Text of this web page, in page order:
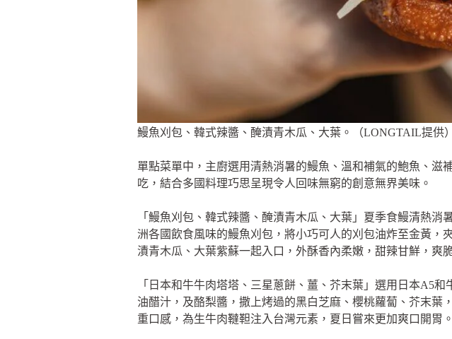
鰻魚刈包、韓式辣醬、醃漬青木瓜、大葉。（LONGTAIL提供）
單點菜單中，主廚選用清熱消暑的鰻魚、溫和補氣的鮑魚、
吃，結合多國料理巧思呈現令人回味無窮的創意無界美味。
「鰻魚刈包、韓式辣醬、醃漬青木瓜、大葉」夏季食鰻清熱
洲各國飲食風味的鰻魚刈包，將小巧可人的刈包油炸至金黃
漬青木瓜、大葉紫蘇一起入口，外酥香內柔嫩，甜辣甘鮮，爽
「日本和牛牛肉塔塔、三星蔥餅、薑、芥末葉」選用日本A5
油醋汁，及酪梨醬，撒上烤過的黑白芝麻、櫻桃蘿蔔、芥末
重口感，為生牛肉韃靼注入台灣元素，夏日嘗來更加爽口開胃。